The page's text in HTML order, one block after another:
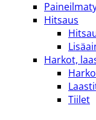
Hitsaus
Harkot,
Tiilet